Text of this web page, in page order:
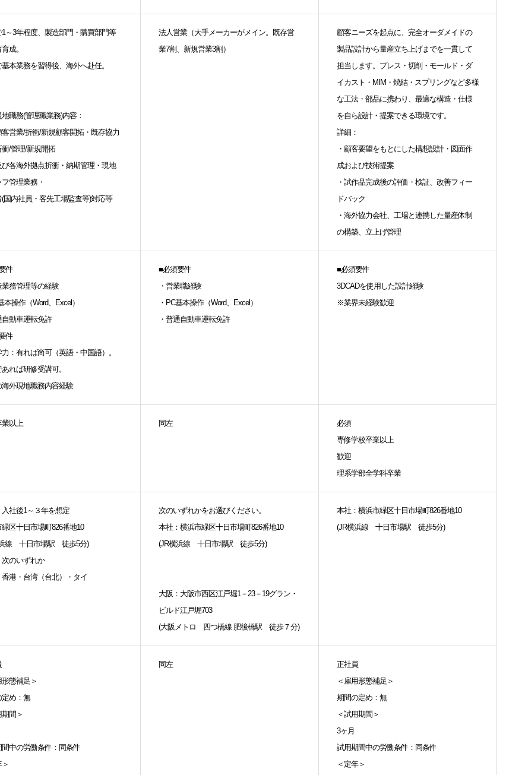
1～3年程度、製造部門・購買部門等
成。
基本業務を習得後、海外へ赴任。
職務(管理職業務)内容：
客営業/折衝/新規顧客開拓・既存協力
/管理/新規開拓
び各海外拠点折衝・納期管理・現地
管理業務・
国内社員・客先工場監査等)対応等
法人営業（大手メーカーがメイン。既存営
業7割、新規営業3割）
顧客ニーズを起点に、完全オーダメイドの
製品設計から量産立ち上げまでを一貫して
担当します。プレス・切削・モールド・ダ
イカスト・MIM・焼結・スプリングなど多様
な工法・部品に携わり、最適な構造・仕様
を自ら設計・提案できる環境です。
詳細：
・顧客要望をもとにした構想設計・図面作
成および技術提案
・試作品完成後の評価・検証、改善フィー
ドバック
・海外協力会社、工場と連携した量産体制
の構築、立上げ管理
件
業務管理等の経験
本操作（Word、Excel）
自動車運転免許
件
力：有れば尚可（英語・中国語）。
れば研修受講可。
海外現地職務内容経験
■必須要件
・営業職経験
・PC基本操作（Word、Excel）
・普通自動車運転免許
■必須要件
3DCADを使用した設計経験
※業界未経験歓迎
業以上 同左
必須
専修学校卒業以上
歓迎
理系学部全学科卒業
入社後1～３年を想定
緑区十日市場町826番地10
線 十日市場駅 徒歩5分)
次のいずれか
港・台湾（台北）・タイ
次のいずれかをお選びください。
本社：横浜市緑区十日市場町826番地10
(JR横浜線 十日市場駅 徒歩5分)
大阪：大阪市西区江戸堀1－23－19グラン・
ビルド江戸堀703
(大阪メトロ 四つ橋線 肥後橋駅 徒歩７分)
本社：横浜市緑区十日市場町826番地10
(JR横浜線 十日市場駅 徒歩5分)
形態補足＞
定め：無
期間＞
間中の労働条件：同条件
同左
正社員
＜雇用形態補足＞
期間の定め：無
＜試用期間＞
3ヶ月
試用期間中の労働条件：同条件
＜定年＞